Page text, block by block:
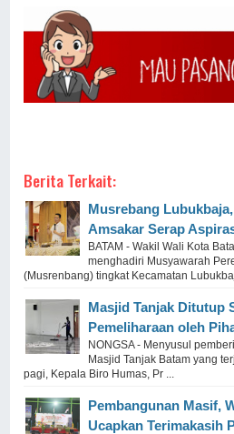
Berita Terkait:
Musrebang
Amsakar Serap
BATAM - Wakil Wali Kota
menghadiri Musyawarah
(Musrenbang) tingkat Kecamatan
Masjid Tanjak Ditutup
Pemeliharaan oleh
NONGSA - Menyusul
Masjid Tanjak Batam yang
pagi, Kepala Biro Humas, Pr ...
Pembangunan Masif,
Ucapkan Terimakasih